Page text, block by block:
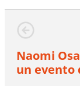
moda
Naomi
un evento